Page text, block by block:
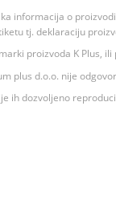
informacija o
tj. deklaraciju
proizvoda K Plus,
plus d.o.o. nije
ih dozvoljeno